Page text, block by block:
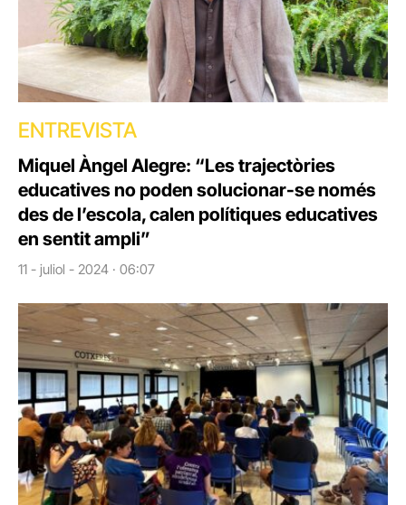
ENTREVISTA
Miquel Àngel Alegre: “Les trajectòries
educatives no poden solucionar-se només
des de l’escola, calen polítiques educatives
en sentit ampli”
11 - juliol - 2024 · 06:07